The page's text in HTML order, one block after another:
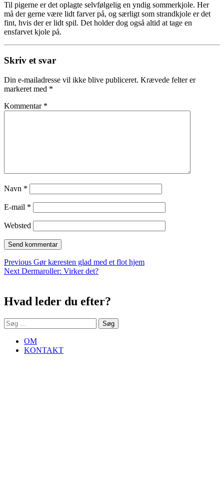
Til pigerne er det oplagte selvfølgelig en yndig sommerkjole. Her
må der gerne være lidt farver på, og særligt som strandkjole er det
fint, hvis der er lidt spil. Det holder dog også altid at tage en
ensfarvet kjole på.
Skriv et svar
Din e-mailadresse vil ikke blive publiceret. Krævede felter er
markeret med *
Kommentar *
Navn *
E-mail *
Websted
Indlægsnavigation
Previous Previous
post:
Gør kæresten glad med et flot hjem
Next Next
Dermaroller: Virker det?
Hvad leder du efter?
Søg
efter:
OM
KONTAKT